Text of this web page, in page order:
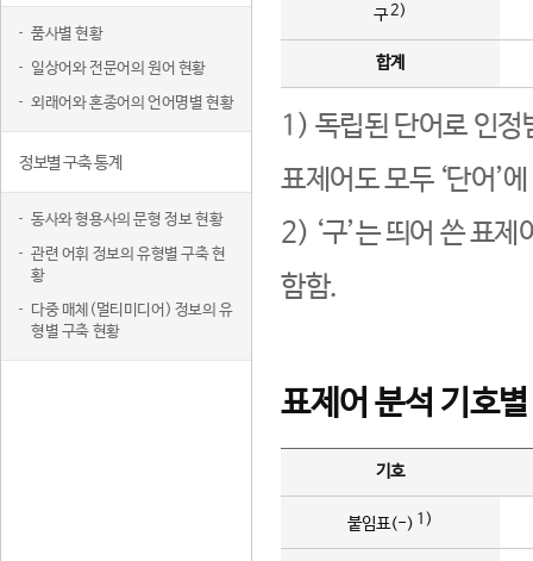
품사별 현황
일상어와 전문어의 원어 현황
외래어와 혼종어의 언어명별 현황
정보별 구축 통계
동사와 형용사의 문형 정보 현황
관련 어휘 정보의 유형별 구축 현
황
다중 매체(멀티미디어) 정보의 유
형별 구축 현황
구2)
합계
1) 독립된 단어로 인정
표제어도 모두 ‘단어’
2) ‘구’는 띄어 쓴 표
함함.
표제어 분석 기호
기호
붙임표(-) 1)